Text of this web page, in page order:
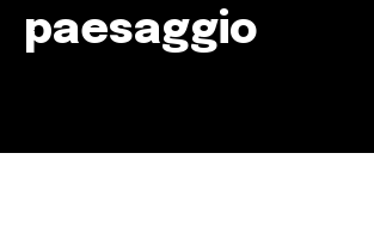
paesaggio